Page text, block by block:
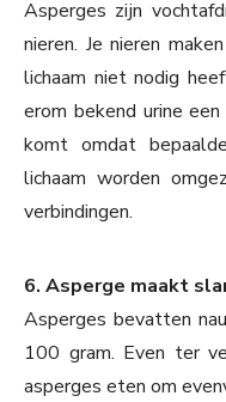
Asperges zijn
nieren. Je nieren
lichaam niet nodig
erom bekend urine
komt omdat
lichaam worden
verbindingen.
6. Asperge maakt
Asperges bevatten
100 gram. Even ter
asperges eten om